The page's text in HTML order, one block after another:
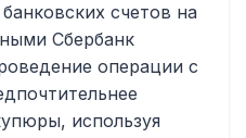
счетов на
Сбербанк
операции с
используя